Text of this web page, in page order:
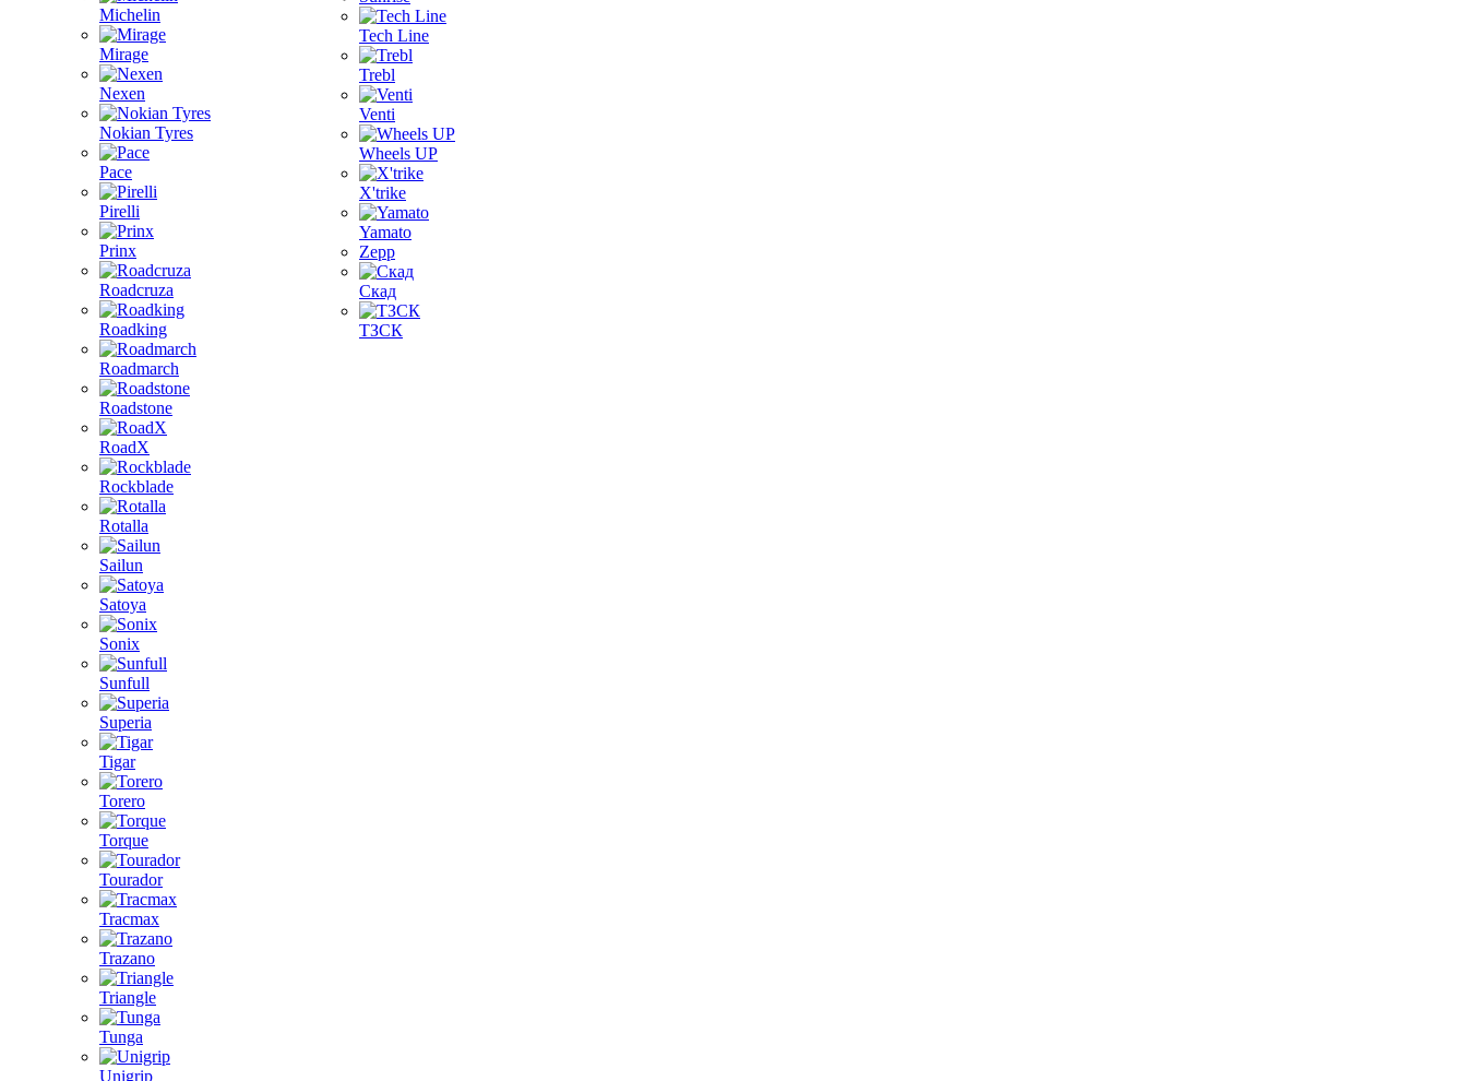
Michelin
Mirage
Nexen
Nokian Tyres
Pace
Pirelli
Prinx
Roadcruza
Roadking
Roadmarch
Roadstone
RoadX
Rockblade
Rotalla
Sailun
Satoya
Sonix
Sunfull
Superia
Tigar
Torero
Torque
Tourador
Tracmax
Trazano
Triangle
Tunga
Unigrip
Tech Line
Trebl
Venti
Wheels UP
X'trike
Yamato
Zepp
Скад
ТЗСК